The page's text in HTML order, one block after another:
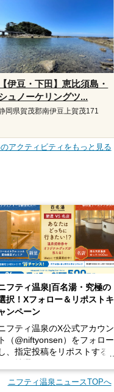
【伊豆・下田】恵比須島・
ュノーケリングツ...
岡県賀茂郡南伊豆上賀茂171
アクティビティをもっと見る
フティ温泉|百名湯・究極の
択！Xフォロー＆リポストキ
ンペーン
フティ温泉のX公式アカウン
ト（@niftyonsen）をフォロー
し、指定投稿をリポストする
GIFT500円分をプレゼントい
ニフティ温泉ニュースTOPへ